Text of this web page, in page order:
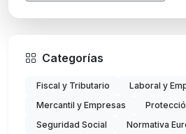
Categorías
Fiscal y Tributario
Laboral y
Mercantil y Empresas
Seguridad Social
Normativa